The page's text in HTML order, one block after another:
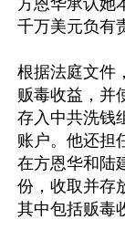
方恩华承认她
千万美元负有
根据法庭文件
贩毒收益，并
存入中共洗钱
账户。他还担
在方恩华和陆
份，收取并存
其中包括贩毒